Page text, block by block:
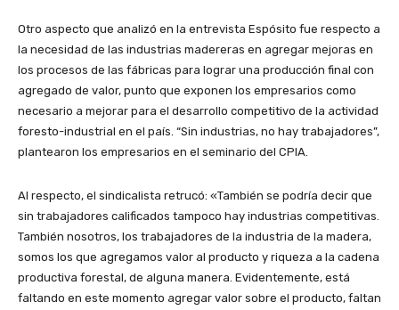
Otro aspecto que analizó en la entrevista Espósito fue respecto a
la necesidad de las industrias madereras en agregar mejoras en
los procesos de las fábricas para lograr una producción final con
agregado de valor, punto que exponen los empresarios como
necesario a mejorar para el desarrollo competitivo de la actividad
foresto-industrial en el país. “Sin industrias, no hay trabajadores”,
plantearon los empresarios en el seminario del CPIA.
Al respecto, el sindicalista retrucó: «También se podría decir que
sin trabajadores calificados tampoco hay industrias competitivas.
También nosotros, los trabajadores de la industria de la madera,
somos los que agregamos valor al producto y riqueza a la cadena
productiva forestal, de alguna manera. Evidentemente, está
faltando en este momento agregar valor sobre el producto, faltan